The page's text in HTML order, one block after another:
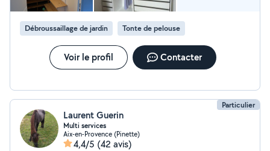
Débroussaillage de jardin Tonte de pelouse
Voir le profil Contacter
Particulier
Laurent Guerin
Multi services
Aix-en-Provence (Pinette)
4,4/5 (42 avis)